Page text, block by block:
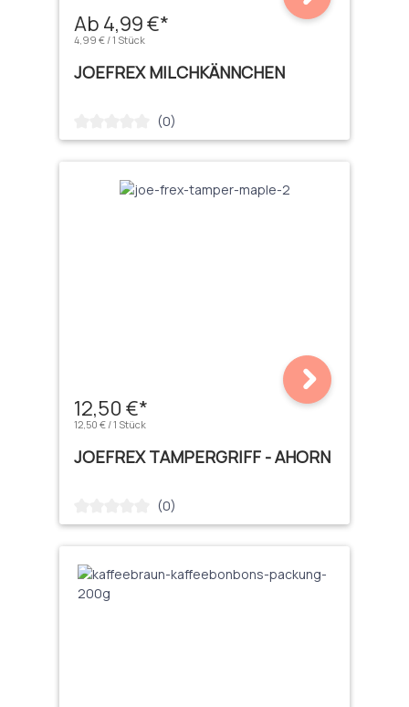
Ab 4,99 €*
4,99 € / 1 Stück
JOEFREX MILCHKÄNNCHEN
Durchschnittliche Bewertung von 0 von 5 Sternen
(0)
12,50 €*
12,50 € / 1 Stück
JOEFREX TAMPERGRIFF - AHORN
Durchschnittliche Bewertung von 0 von 5 Sternen
(0)